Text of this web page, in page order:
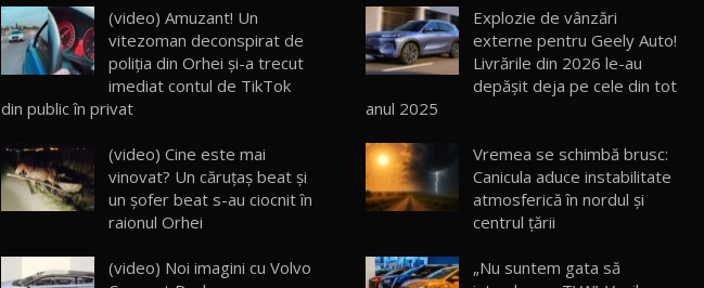
15:22
10
Mercedes-AMG E 53 HYBRID 4MATIC+ /
Test Drive AutoBlog.MD
16:27
11
Noul Volvo ES90 / Test Drive AutoBlog.MD
27:58
12 16:48
(video) Amuzant! Un
vitezoman deconspirat de
poliţia din Orhei şi-a trecut
imediat contul de TikTok
din public în privat
(video) Cine este mai
vinovat? Un căruțaș beat şi
un şofer beat s-au ciocnit în
raionul Orhei
(video) Noi imagini cu Volvo
Explozie de vânzări
externe pentru Geely Auto!
Livrările din 2026 le-au
depășit deja pe cele din tot
anul 2025
Vremea se schimbă brusc:
Canicula aduce instabilitate
atmosferică în nordul și
centrul țării
„Nu suntem gata să